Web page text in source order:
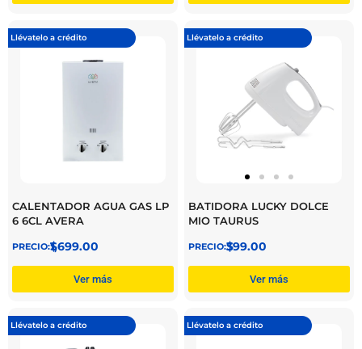
Llévatelo a crédito
CALENTADOR AGUA GAS LP
6 6CL AVERA
$
1,699.00
Ver más
Llévatelo a crédito
BATIDORA LUCKY DOLCE
MIO TAURUS
$
399.00
Ver más
Llévatelo a crédito Llévatelo a crédito